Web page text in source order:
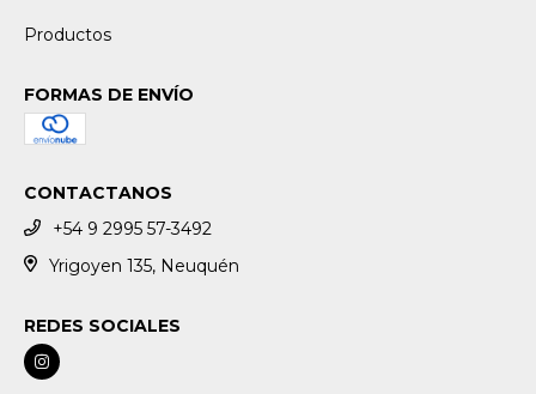
Productos
FORMAS DE ENVÍO
CONTACTANOS
+54 9 2995 57-3492
Yrigoyen 135, Neuquén
REDES SOCIALES